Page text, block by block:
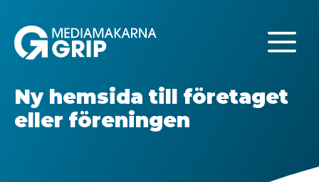
innehåll
Ny hemsida till företaget
eller föreningen